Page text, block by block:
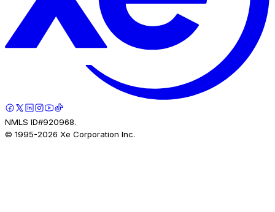
NMLS ID#920968.
© 1995-2026 Xe Corporation Inc.